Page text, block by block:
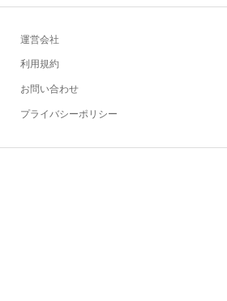
運営会社
利用規約
お問い合わせ
プライバシーポリシー